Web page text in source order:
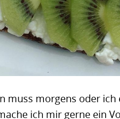
muss morgens oder
ich mir gerne ein